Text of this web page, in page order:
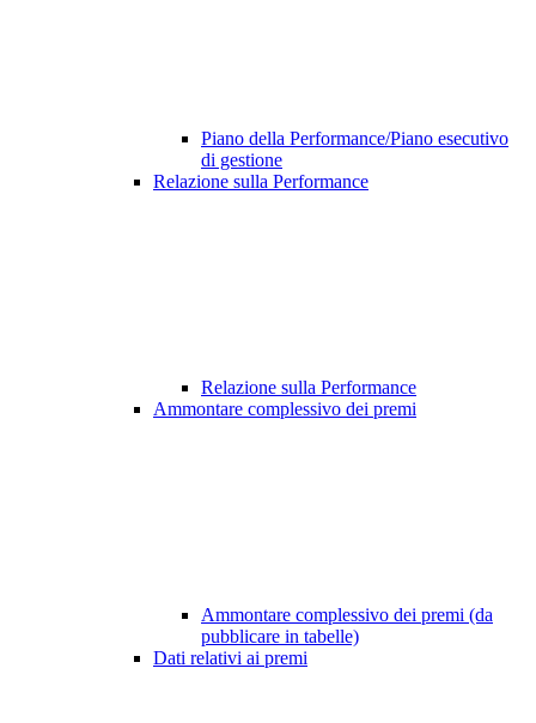
Piano della Performance/Piano esecutivo
di gestione
Relazione sulla Performance
Relazione sulla Performance
Ammontare complessivo dei premi
Ammontare complessivo dei premi (da
pubblicare in tabelle)
Dati relativi ai premi